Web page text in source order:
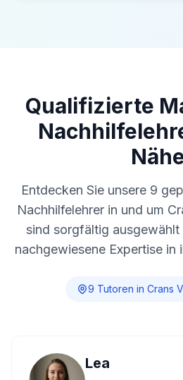
Qualifizierte
Entdecken Sie unsere 9
Nachhilfelehrer in und um
sind sorgfältig
nachgewiesene Expertise in
9 Tutoren in Crans
Lea